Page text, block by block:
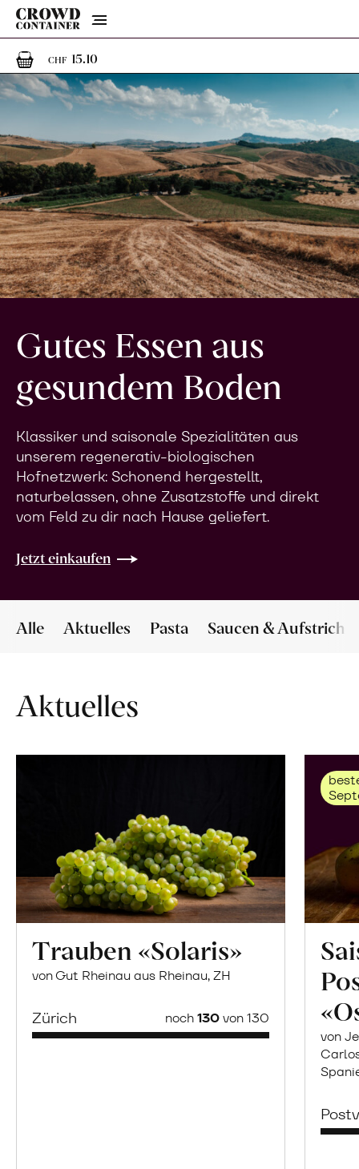
Menu
CHF 15.101 Artikel im Warenkorb
Gutes Essen aus
gesundem Boden
Klassiker und saisonale Spezialitäten aus
unserem regenerativ-biologischen
Hofnetzwerk: Schonend hergestellt,
naturbelassen, ohne Zusatzstoffe und direkt
vom Feld zu dir nach Hause geliefert.
Jetzt einkaufen
Alle Aktuelles Pasta Saucen & Aufstriche
Aktuelles
Trauben «Solaris»
von Gut Rheinau aus Rheinau, ZH
Zürich noch130von 130
von